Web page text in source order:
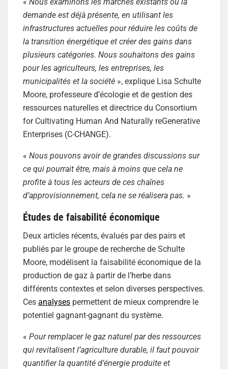
demande est déjà présente, en utilisant les
infrastructures actuelles pour réduire les coûts de
la transition énergétique et créer des gains dans
plusieurs catégories. Nous souhaitons des gains
pour les agriculteurs, les entreprises, les
municipalités et la société », explique Lisa Schulte
Moore, professeure d’écologie et de gestion des
ressources naturelles et directrice du Consortium
for Cultivating Human And Naturally reGenerative
Enterprises (C-CHANGE).
« Nous pouvons avoir de grandes discussions sur
ce qui pourrait être, mais à moins que cela ne
profite à tous les acteurs de ces chaînes
d’approvisionnement, cela ne se réalisera pas. »
Études de faisabilité économique
Deux articles récents, évalués par des pairs et
publiés par le groupe de recherche de Schulte
Moore, modélisent la faisabilité économique de la
production de gaz à partir de l’herbe dans
différents contextes et selon diverses perspectives.
Ces analyses permettent de mieux comprendre le
potentiel gagnant-gagnant du système.
« Pour remplacer le gaz naturel par des ressources
qui revitalisent l’agriculture durable, il faut pouvoir
quantifier la quantité d’énergie produite et